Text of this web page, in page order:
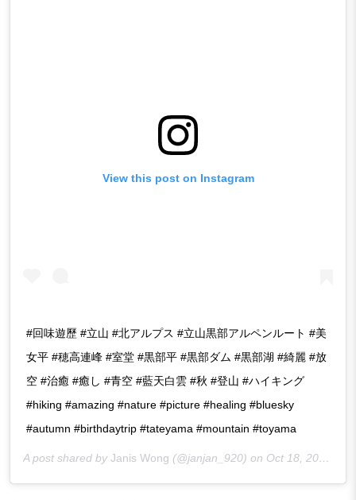
View this post on Instagram
#回味遊歷 #立山 #北アルプス #立山黒部アルペンルート #美
女平 #穂高連峰 #室堂 #黒部平 #黒部ダム #黒部湖 #綺麗 #放
空 #治癒 #癒し #青空 #藍天白雲 #秋 #登山 #ハイキング
#hiking #amazing #nature #picture #healing #bluesky
#autumn #birthdaytrip #tateyama #mountain #toyama
A post shared by Janis Wong (@janjan_920) on Oct 18, 2018 at 8:22am PDT